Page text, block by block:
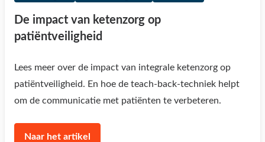
De impact van ketenzorg op
patiëntveiligheid
Lees meer over de impact van integrale ketenzorg op
patiëntveiligheid. En hoe de teach-back-techniek helpt
om de communicatie met patiënten te verbeteren.
Naar het artikel